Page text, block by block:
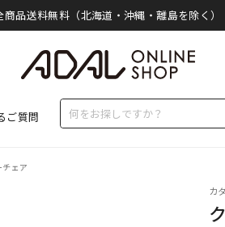
商品送料無料（北海道・沖縄・離島を除く）
ご質問
チェア
カ